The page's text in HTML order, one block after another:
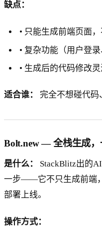
缺点：
• 只能生成前端页面
• 复杂功能（用户登
• 生成后的代码修改
适合谁： 完全不想碰代码
Bolt.new — 全栈生成，
是什么：
StackBlitz出的
一步——它不只生成前端
部署上线。
操作方式：